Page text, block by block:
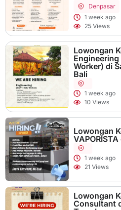
Denpasar
1 week ago
25 Views
Lowongan
Worker) di
Bali
1 week ago
10 Views
Lowongan
1 week ago
21 Views
Lowongan
Consultant